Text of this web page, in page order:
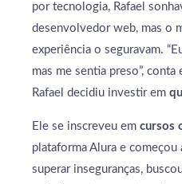
por tecnologia, Rafael
desenvolvedor web, mas o
experiência o seguravam.
mas me sentia preso”,
Rafael decidiu investir em
Ele se inscreveu em cursos
plataforma Alura e começou
superar inseguranças,